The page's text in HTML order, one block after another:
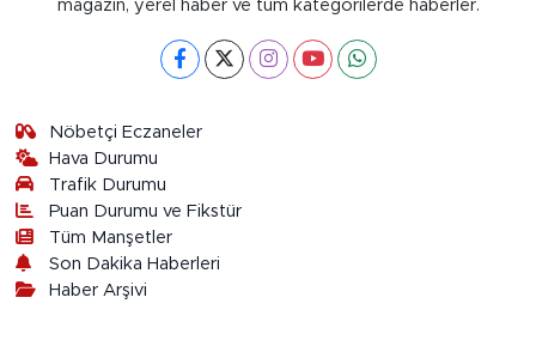
magazin, yerel haber ve tüm kategorilerde haberler.
Nöbetçi Eczaneler
Hava Durumu
Trafik Durumu
Puan Durumu ve Fikstür
Tüm Manşetler
Son Dakika Haberleri
Haber Arşivi